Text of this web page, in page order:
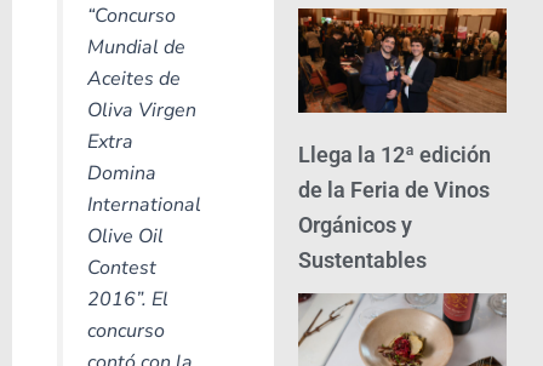
“Concurso
Mundial de
Aceites de
Oliva Virgen
Extra
Domina
International
Olive Oil
Contest
2016”. El
concurso
Llega la 12ª edición
de la Feria de Vinos
Orgánicos y
Sustentables